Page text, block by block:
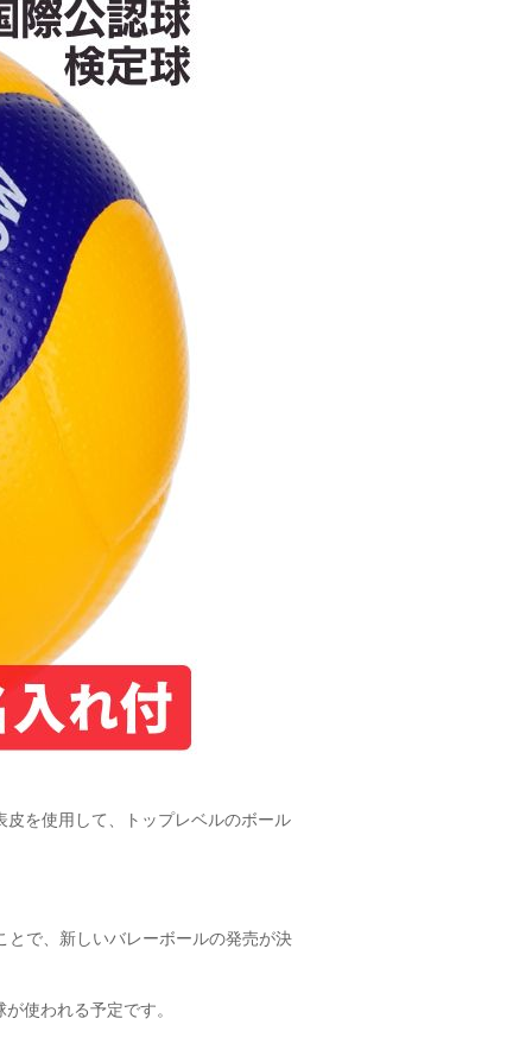
を使用して、トップレベルのボール
で、新しいバレーボールの発売が決
使われる予定です。